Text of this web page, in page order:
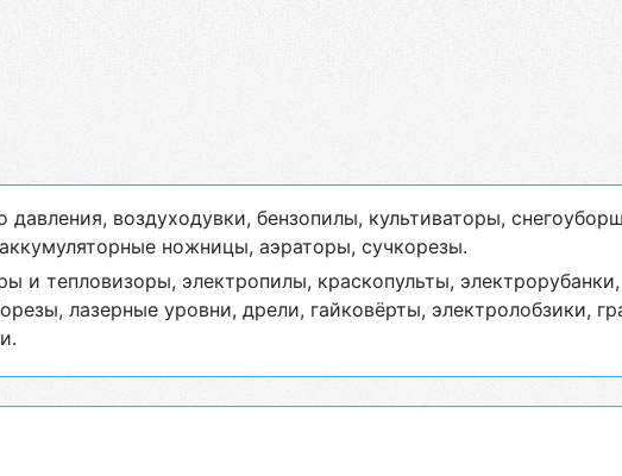
воздуходувки, бензопилы, культиваторы,
ножницы, аэраторы, сучкорезы.
и тепловизоры, электропилы, краскопульты,
лазерные уровни, дрели, гайковёрты, электролобзики,